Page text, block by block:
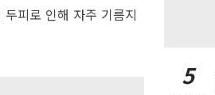
피로 인해 자주 기름지
5